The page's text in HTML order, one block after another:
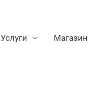
Услуги Магазин